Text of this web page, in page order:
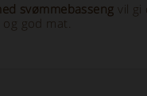
svømmebasseng vil gi
god mat.